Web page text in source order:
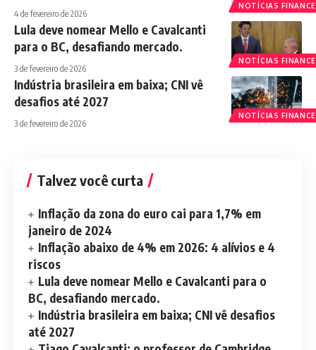
NOTÍCIAS
4 de fevereiro de 2026
NOTÍCIAS
Lula deve nomear Mello e Cavalcanti
para o BC, desafiando mercado.
3 de fevereiro de 2026
NOTÍCIAS
Indústria brasileira em baixa; CNI vê
desafios até 2027
3 de fevereiro de 2026
Talvez você curta
Inflação da zona do euro cai para 1,7% em
janeiro de 2024
Inflação abaixo de 4% em 2026: 4 alívios e 4
riscos
Lula deve nomear Mello e Cavalcanti para o
BC, desafiando mercado.
Indústria brasileira em baixa; CNI vê desafios
até 2027